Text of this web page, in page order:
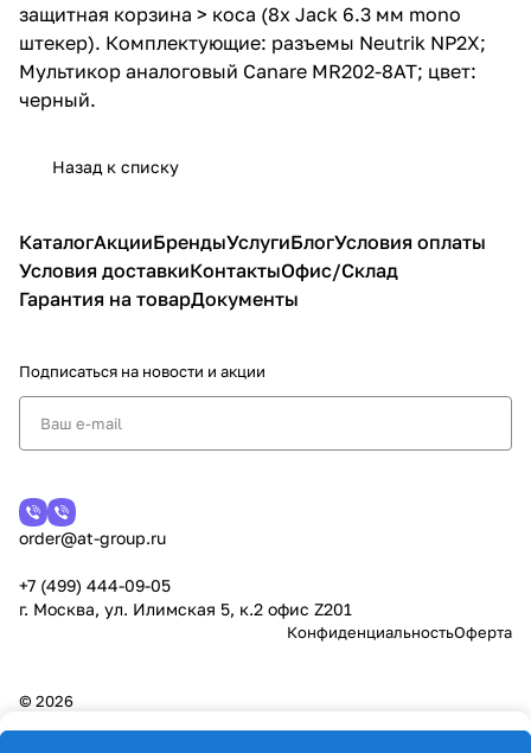
защитная корзина > коса (8х Jack 6.3 мм mono
штекер). Комплектующие: разъемы Neutrik NP2X;
Мультикор аналоговый Canare MR202-8AT; цвет:
черный.
Назад к списку
КаталогАкцииБрендыУслугиБлогУсловия оплаты
Условия доставкиКонтактыОфис/Склад
Гарантия на товарДокументы
Подписаться на новости и акции
order@at-group.ru
+7 (499) 444-09-05
г. Москва, ул. Илимская 5, к.2 офис Z201
КонфиденциальностьОферта
© 2026